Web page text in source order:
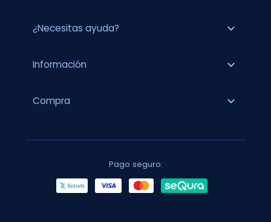
¿Necesitas ayuda? expand_more
Información expand_more
Compra expand_more
Pago seguro: